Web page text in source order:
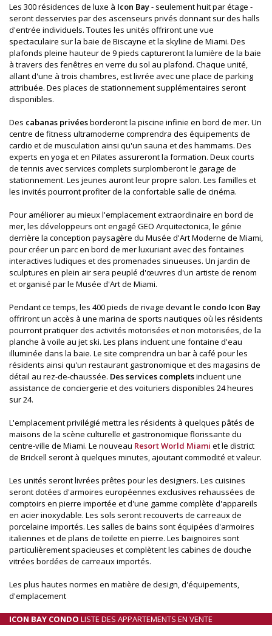
Les 300 résidences de luxe à Icon Bay- seulement huit par étage -
seront desservies par des ascenseurs privés donnant sur des halls
d'entrée individuels. Toutes les unités offriront une vue
spectaculaire sur la baie de Biscayne et la skyline de Miami. Des
plafonds pleine hauteur de 9 pieds captureront la lumière de la baie
à travers des fenêtres en verre du sol au plafond. Chaque unité,
allant d'une à trois chambres, est livrée avec une place de parking
attribuée. Des places de stationnement supplémentaires seront
disponibles.
Des cabanas privéesborderont la piscine infinie en bord de mer. Un
centre de fitness ultramoderne comprendra des équipements de
cardio et de musculation ainsi qu'un sauna et des hammams. Des
experts en yoga et en Pilates assureront la formation. Deux courts
de tennis avec services complets surplomberont le garage de
stationnement. Les jeunes auront leur propre salon. Les familles et
les invités pourront profiter de la confortable salle de cinéma.
Pour améliorer au mieux l'emplacement extraordinaire en bord de
mer, les développeurs ont engagé GEO Arquitectonica, le génie
derrière la conception paysagère du Musée d'Art Moderne de Miami,
pour créer un parc en bord de mer luxuriant avec des fontaines
interactives ludiques et des promenades sinueuses. Un jardin de
sculptures en plein air sera peuplé d'œuvres d'un artiste de renom
et organisé par le Musée d'Art de Miami.
Pendant ce temps, les 400 pieds de rivage devant le condo Icon Bay
offriront un accès à une marina de sports nautiques où les résidents
pourront pratiquer des activités motorisées et non motorisées, de la
planche à voile au jet ski. Les plans incluent une fontaine d'eau
illuminée dans la baie. Le site comprendra un bar à café pour les
résidents ainsi qu'un restaurant gastronomique et des magasins de
détail au rez-de-chaussée. Des services completsincluent une
assistance de conciergerie et des voituriers disponibles 24 heures
sur 24.
L'emplacement privilégié mettra les résidents à quelques pâtés de
maisons de la scène culturelle et gastronomique florissante du
centre-ville de Miami. Le nouveau Resort World Miami et le district
de Brickell seront à quelques minutes, ajoutant commodité et valeur.
Les unités seront livrées prêtes pour les designers. Les cuisines
seront dotées d'armoires européennes exclusives rehaussées de
comptoirs en pierre importée et d'une gamme complète d'appareils
en acier inoxydable. Les sols seront recouverts de carreaux de
porcelaine importés. Les salles de bains sont équipées d'armoires
italiennes et de plans de toilette en pierre. Les baignoires sont
particulièrement spacieuses et complètent les cabines de douche
vitrées bordées de carreaux importés.
Les plus hautes normes en matière de design, d'équipements,
d'emplacement
ICON BAY CONDO LISTE DES APPARTEMENTS EN VENTE